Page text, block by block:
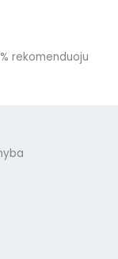
rekomenduoju